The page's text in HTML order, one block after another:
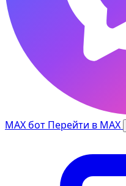
MAX бот Перейти в MAX